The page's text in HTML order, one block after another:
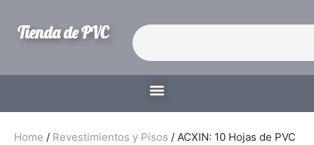
Tienda de PVC
Home / Revestimientos y Pisos / ACXIN: 10 Hojas de PVC